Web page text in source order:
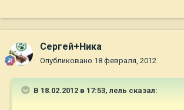
Сергей+Ника
Опубликовано 18 февраля, 2012
В 18.02.2012 в 17:53, лель сказал: